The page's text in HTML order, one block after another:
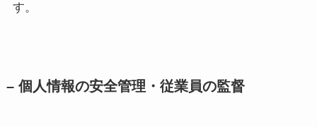
す。
– 個人情報の安全管理・従業員の監督